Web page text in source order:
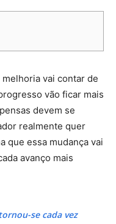
vai contar de
vão ficar mais
devem se
realmente quer
que essa mudança vai
avanço mais
se cada vez